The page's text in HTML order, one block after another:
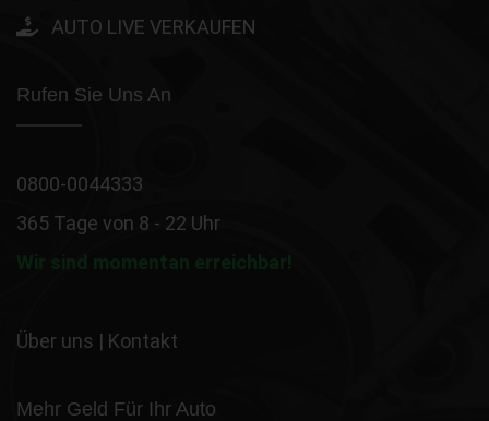
AUTO LIVE VERKAUFEN
Rufen Sie Uns An
0800-0044333
365 Tage von 8 - 22 Uhr
Wir sind momentan erreichbar!
Über uns | Kontakt
Mehr Geld Für Ihr Auto